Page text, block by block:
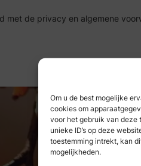
Om u de best mogelijke
cookies om
voor het gebruik van deze
unieke ID’s op deze
toestemming intrekt, kan
mogelijkheden.
Ik ga akkoord met de privacy en